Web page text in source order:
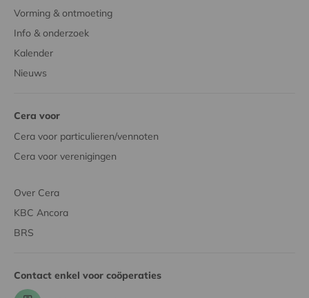
Vorming & ontmoeting
Info & onderzoek
Kalender
Nieuws
Cera voor
Cera voor particulieren/vennoten
Cera voor verenigingen
Over Cera
KBC Ancora
BRS
Contact enkel voor coöperaties